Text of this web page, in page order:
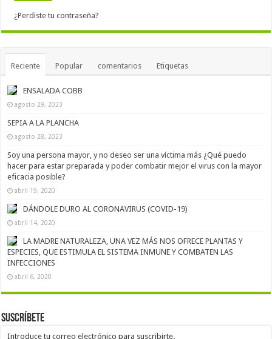
¿Perdiste tu contraseña?
Reciente Popular comentarios Etiquetas
ENSALADA COBB
agosto 29, 2023
SEPIA A LA PLANCHA
agosto 28, 2023
Soy una persona mayor, y no deseo ser una víctima más ¿Qué puedo
hacer para estar preparada y poder combatir mejor el virus con la mayor
eficacia posible?
abril 19, 2020
DÁNDOLE DURO AL CORONAVIRUS (COVID-19)
abril 14, 2020
LA MADRE NATURALEZA, UNA VEZ MÁS NOS OFRECE PLANTAS Y
ESPECIES, QUE ESTIMULA EL SISTEMA INMUNE Y COMBATEN LAS
INFECCIONES
abril 6, 2020
Suscríbete
Introduce tu correo electrónico para suscribirte.